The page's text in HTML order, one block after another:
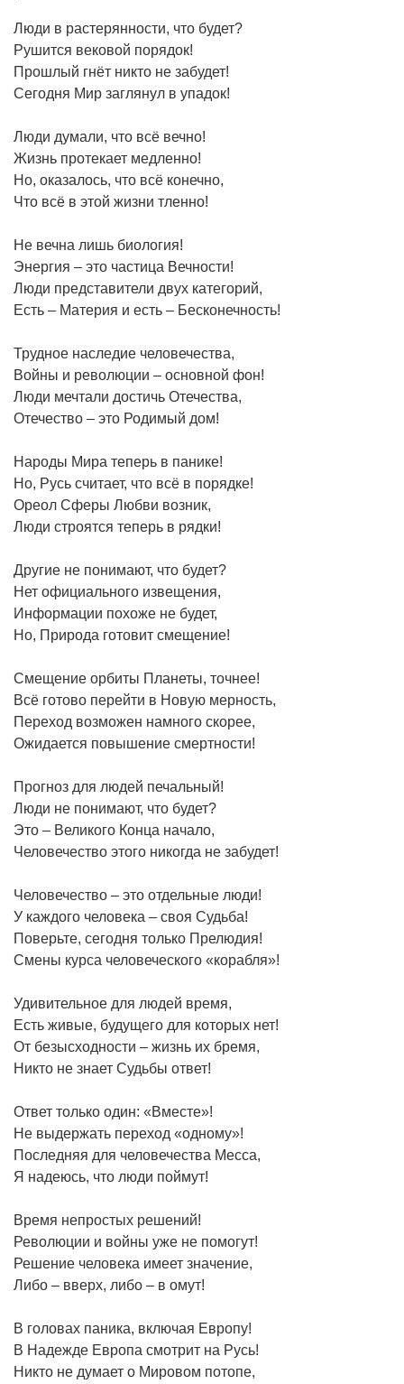
Люди в растерянности, что будет?
Рушится вековой порядок!
Прошлый гнёт никто не забудет!
Сегодня Мир заглянул в упадок!
Люди думали, что всё вечно!
Жизнь протекает медленно!
Но, оказалось, что всё конечно,
Что всё в этой жизни тленно!
Не вечна лишь биология!
Энергия – это частица Вечности!
Люди представители двух категорий,
Есть – Материя и есть – Бесконечность!
Трудное наследие человечества,
Войны и революции – основной фон!
Люди мечтали достичь Отечества,
Отечество – это Родимый дом!
Народы Мира теперь в панике!
Но, Русь считает, что всё в порядке!
Ореол Сферы Любви возник,
Люди строятся теперь в рядки!
Другие не понимают, что будет?
Нет официального извещения,
Информации похоже не будет,
Но, Природа готовит смещение!
Смещение орбиты Планеты, точнее!
Всё готово перейти в Новую мерность,
Переход возможен намного скорее,
Ожидается повышение смертности!
Прогноз для людей печальный!
Люди не понимают, что будет?
Это – Великого Конца начало,
Человечество этого никогда не забудет!
Человечество – это отдельные люди!
У каждого человека – своя Судьба!
Поверьте, сегодня только Прелюдия!
Смены курса человеческого «корабля»!
Удивительное для людей время,
Есть живые, будущего для которых нет!
От безысходности – жизнь их бремя,
Никто не знает Судьбы ответ!
Ответ только один: «Вместе»!
Не выдержать переход «одному»!
Последняя для человечества Месса,
Я надеюсь, что люди поймут!
Время непростых решений!
Революции и войны уже не помогут!
Решение человека имеет значение,
Либо – вверх, либо – в омут!
В головах паника, включая Европу!
В Надежде Европа смотрит на Русь!
Никто не думает о Мировом потопе,